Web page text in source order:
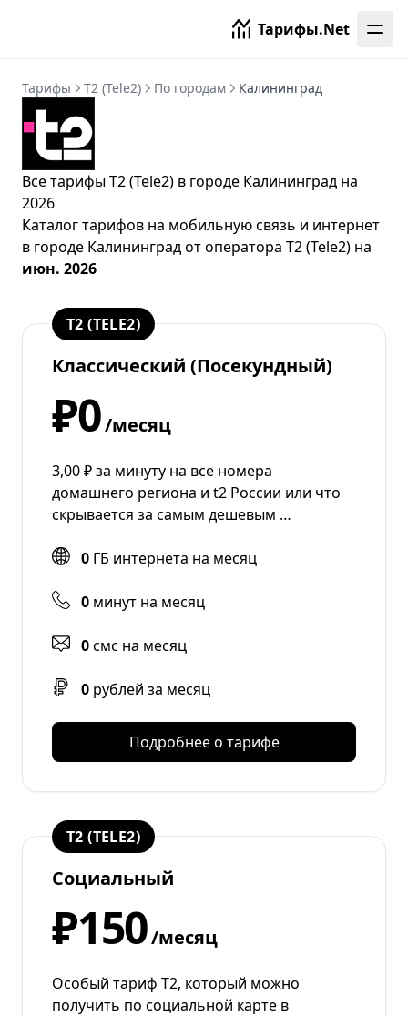
Тарифы.Net
Тарифы T2 (Tele2) По городам Калининград
Все тарифы T2 (Tele2) в городе Калининград на
2026
Каталог тарифов на мобильную связь и интернет
в городе Калининград отоператора T2 (Tele2) на
июн. 2026
T2 (TELE2)
Классический (Посекундный)
₽0/месяц
3,00 ₽ за минуту на все номера
домашнего региона и t2 России или что
скрывается за самым дешевым …
0 ГБ интернета на месяц
0 минут на месяц
0смс на месяц
0 рублей за месяц
Подробнее о тарифе
T2 (TELE2)
Социальный
₽150/месяц
Особый тариф Т2, который можно
получить по социальной карте в